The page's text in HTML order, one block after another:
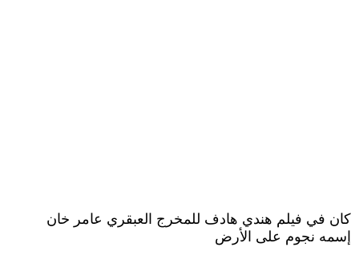
كان في فيلم هندي هادف للمخرج العبقري عامر خان
إسمه نجوم على الأرض